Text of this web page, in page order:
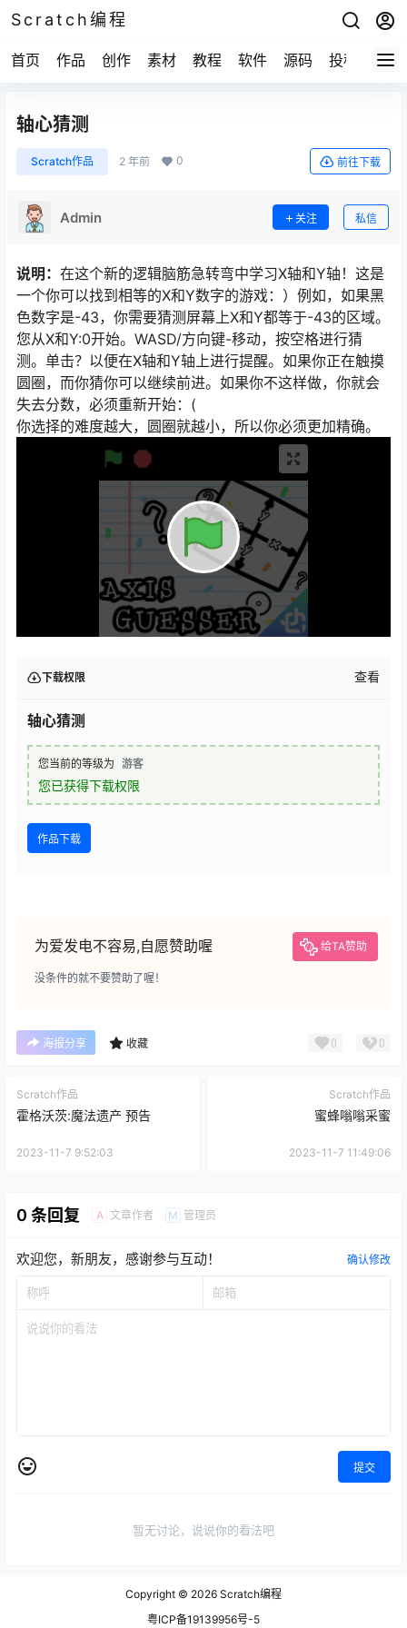
Scratch编程
首页 作品 创作 素材 教程 软件 源码 投稿 关于
轴心猜测
Scratch作品 2 年前 0 前往下载
Admin 关注 私信
说明： 在这个新的逻辑脑筋急转弯中学习X轴和Y轴！这是
一个你可以找到相等的X和Y数字的游戏：）例如，如果黑
色数字是-43，你需要猜测屏幕上X和Y都等于-43的区域。
您从X和Y:0开始。WASD/方向键-移动，按空格进行猜
测。单击？以便在X轴和Y轴上进行提醒。如果你正在触摸
圆圈，而你猜你可以继续前进。如果你不这样做，你就会
失去分数，必须重新开始：(
你选择的难度越大，圆圈就越小，所以你必须更加精确。
下载权限 查看
轴心猜测
您当前的等级为 游客
您已获得下载权限
作品下载
为爱发电不容易,自愿赞助喔 给TA赞助
没条件的就不要赞助了喔！
海报分享 收藏 0 0
Scratch作品
霍格沃茨:魔法遗产 预告
2023-11-7 9:52:03
Scratch作品
蜜蜂嗡嗡采蜜
2023-11-7 11:49:06
0 条回复 A 文章作者 M 管理员
欢迎您，新朋友，感谢参与互动！ 确认修改
提交
暂无讨论，说说你的看法吧
Copyright © 2026 Scratch编程
粤ICP备19139956号-5